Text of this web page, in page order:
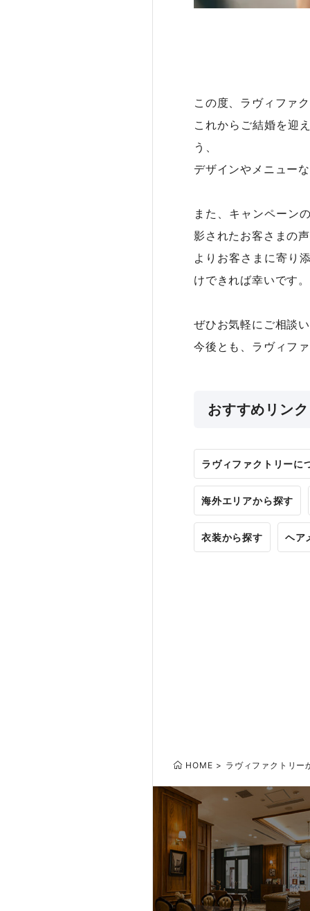
この度、ラヴィファ
これからご結婚を迎
う、
デザインやメニュー
また、キャンペーン
影されたお客さまの
よりお客さまに寄り
けできれば幸いです。
ぜひお気軽にご相談
今後とも、ラヴィフ
おすすめリンク
ラヴィファクトリーに
海外エリアから探す
衣装から探す ヘア
HOME ラヴィファクトリー